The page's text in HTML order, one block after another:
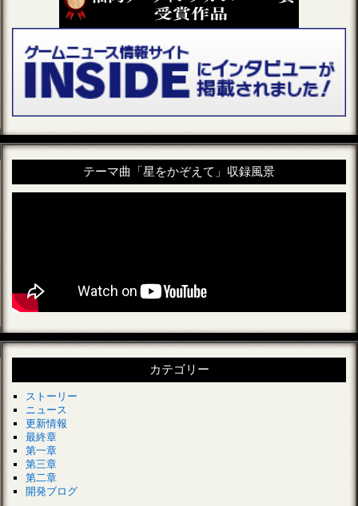
テーマ曲「星をかぞえて」収録風景
カテゴリー
ストーリー
ニュース
更新情報
最終章
第一章
第三章
第二章
開発ブログ